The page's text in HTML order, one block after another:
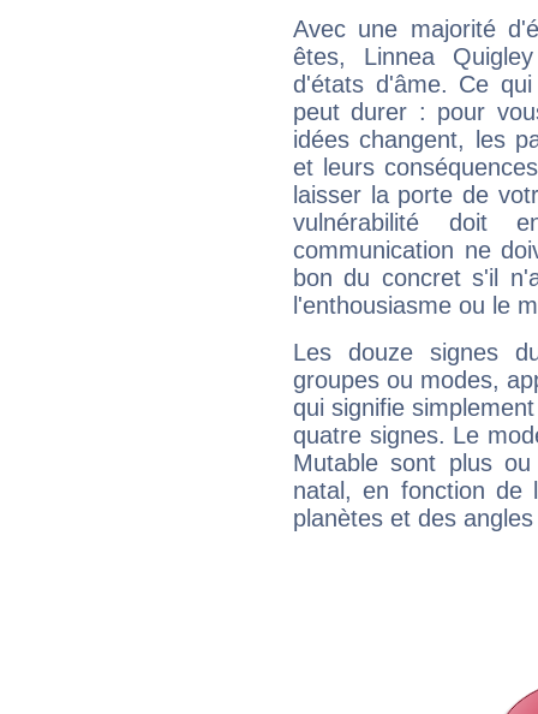
Avec une majorité
êtes, Linnea
d'états d'âme. Ce
peut durer : pour
idées changent, les
et leurs
laisser la porte de
vulnérabilité doit
communication ne
bon du concret s'il
l'enthousiasme ou le
Les douze signes
groupes ou modes,
qui signifie
quatre signes. Le
Mutable sont plus
natal, en fonction de
planètes et des